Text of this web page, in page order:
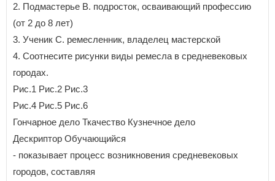
2. Подмастерье B. подросток, осваивающий профессию
(от 2 до 8 лет)
3. Ученик C. ремесленник, владелец мастерской
4. Соотнесите рисунки виды ремесла в средневековых
городах.
Рис.1 Рис.2 Рис.3
Рис.4 Рис.5 Рис.6
Гончарное дело Ткачество Кузнечное дело
Дескриптор Обучающийся
- показывает процесс возникновения средневековых
городов, составляя